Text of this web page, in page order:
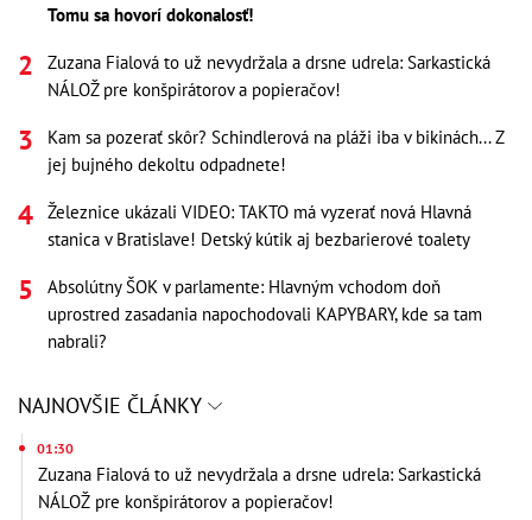
Tomu sa hovorí dokonalosť!
Zuzana Fialová to už nevydržala a drsne udrela: Sarkastická
NÁLOŽ pre konšpirátorov a popieračov!
Kam sa pozerať skôr? Schindlerová na pláži iba v bikinách... Z
jej bujného dekoltu odpadnete!
Železnice ukázali VIDEO: TAKTO má vyzerať nová Hlavná
stanica v Bratislave! Detský kútik aj bezbarierové toalety
Absolútny ŠOK v parlamente: Hlavným vchodom doň
uprostred zasadania napochodovali KAPYBARY, kde sa tam
nabrali?
NAJNOVŠIE ČLÁNKY
01:30
Zuzana Fialová to už nevydržala a drsne udrela: Sarkastická
NÁLOŽ pre konšpirátorov a popieračov!